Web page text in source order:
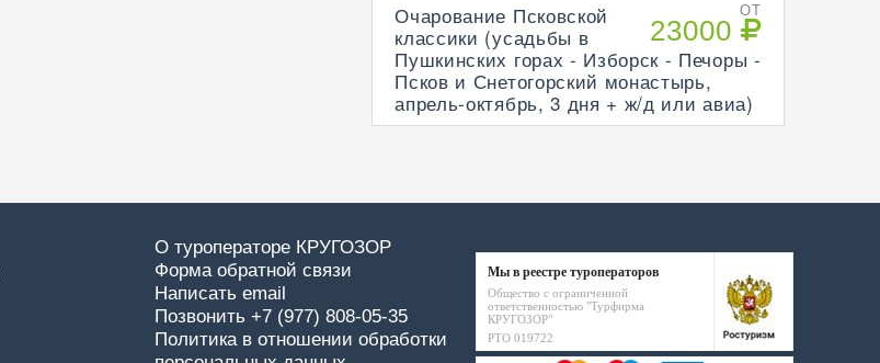
ОТ
23000
Очарование Псковской
классики (усадьбы в
Пушкинских горах - Изборск - Печоры -
Псков и Снетогорский монастырь,
апрель-октябрь, 3 дня + ж/д или авиа)
О туроператоре КРУГОЗОР
Форма обратной связи
Написать email
Позвонить +7 (977) 808-05-35
Политика в отношении обработки
Мы в реестре туроператоров
Общество с ограниченной
ответственностью "Турфирма
КРУГОЗОР"
РТО 019722